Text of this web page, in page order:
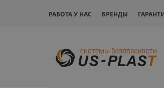
РАБОТА У НАС БРЕНДЫ